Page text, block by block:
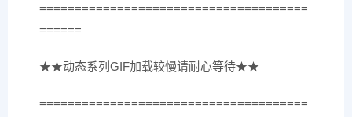
======================================
======
★★动态系列GIF加载较慢请耐心等待★★
======================================